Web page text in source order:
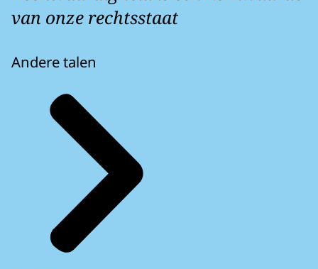
van onze rechtsstaat
Andere talen